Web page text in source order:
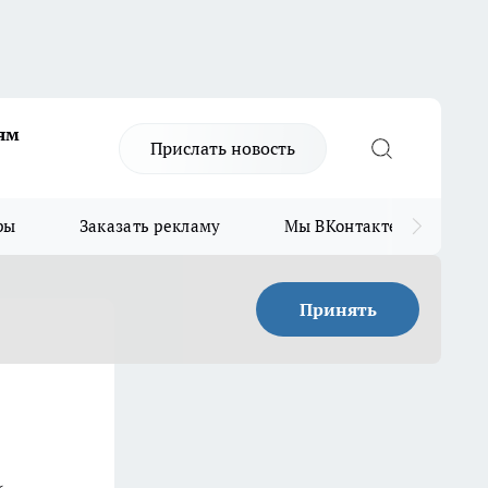
Прислать новость
Заказать рекламу Мы ВКонтакте
Принять